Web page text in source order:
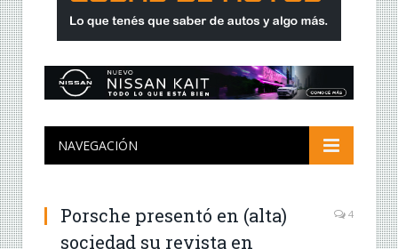
NAVEGACIÓN
Porsche presentó en (alta)
sociedad su revista en
4